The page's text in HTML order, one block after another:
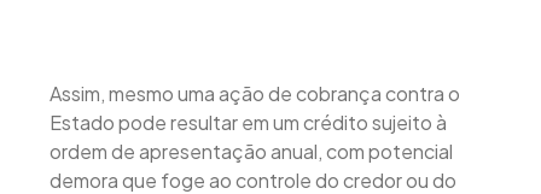
Assim, mesmo uma ação de cobrança contra o
Estado pode resultar em um crédito sujeito à
ordem de apresentação anual, com potencial
demora que foge ao controle do credor ou do